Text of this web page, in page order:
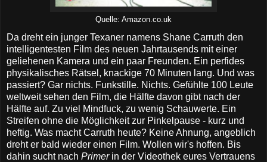
Quelle: Amazon.co.uk
Da dreht ein junger Texaner namens Shane Carruth den
intelligentesten Film des neuen Jahrtausends mit einer
geliehenen Kamera und ein paar Freunden. Ein perfides
physikalisches Rätsel, knackige 70 Minuten lang. Und was
passiert? Gar nichts. Funkstille. Nichts. Gefühlte 100 Leute
weltweit sehen den Film, die Hälfte davon gibt nach der
Hälfte auf. Zu viel Mindfuck, zu wenig Schauwerte. Ein
Streifen ohne die Möglichkeit zur Pinkelpause - kurz und
heftig. Was macht Carruth heute? Keine Ahnung, angeblich
dreht er bald wieder einen Film. Wollen wir's hoffen. Bis
dahin sucht nach Primerin der Videothek eures Vertrauens